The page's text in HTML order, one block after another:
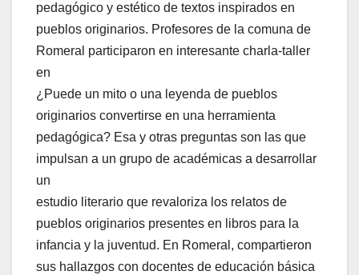
pedagógico y estético de textos inspirados en
pueblos originarios. Profesores de la comuna de
Romeral participaron en interesante charla-taller
en
¿Puede un mito o una leyenda de pueblos
originarios convertirse en una herramienta
pedagógica? Esa y otras preguntas son las que
impulsan a un grupo de académicas a desarrollar
un
estudio literario que revaloriza los relatos de
pueblos originarios presentes en libros para la
infancia y la juventud. En Romeral, compartieron
sus hallazgos con docentes de educación básica